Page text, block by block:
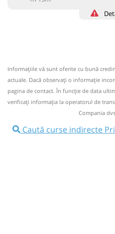
Circulă doar luni, marți,
Nu a circulat?Semnalați
NOU!Pune poze din
08:15 Priseaca Statie
Informaţiile vă sunt oferite cu bună
actuale. Dacă observați o informaţie
pagina de contact. În funcție de data
verificaţi informaţia la operatorul de
Compania
Caută curse indirecte